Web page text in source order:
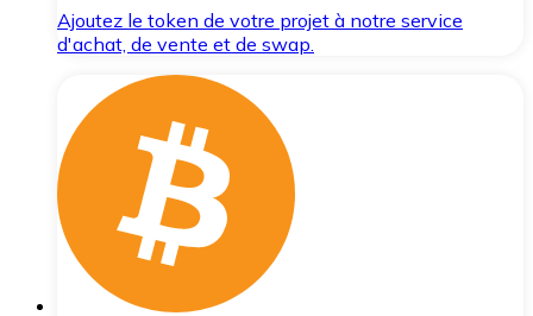
Ajoutez le token de votre projet à notre service
d'achat, de vente et de swap.